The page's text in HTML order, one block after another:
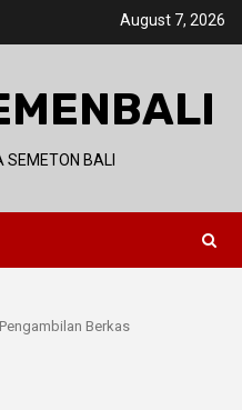
August 7, 2026
BALI
Berkas